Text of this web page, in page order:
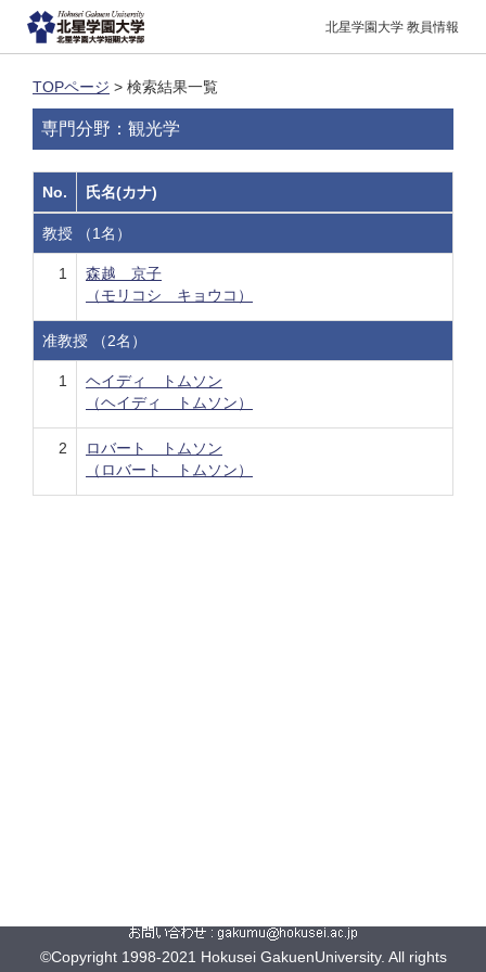
北星学園大学 教員情報
TOPページ > 検索結果一覧
専門分野：観光学
No. 氏名(カナ)
教授 （1名）
1
森越 京子
（モリコシ キョウコ）
准教授 （2名）
1
ヘイディ トムソン
（ヘイディ トムソン）
2
ロバート トムソン
（ロバート トムソン）
©Copyright 1998-2021 Hokusei GakuenUniversity. All rights